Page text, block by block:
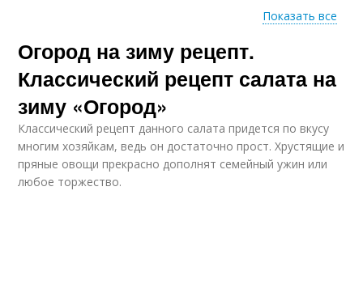
Рецепт на литровую
банку
Литровые банки
Банка на зиму Банки на зиму
Показать все
Огород на зиму рецепт.
Классический рецепт салата на
зиму «Огород»
Классический рецепт данного салата придется по вкусу
многим хозяйкам, ведь он достаточно прост. Хрустящие и
пряные овощи прекрасно дополнят семейный ужин или
любое торжество.